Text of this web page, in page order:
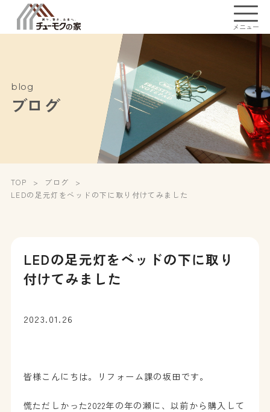
メニュー
blog
ブログ
TOP
ブログ
LEDの足元灯をベッドの下に取り付けてみました
LEDの足元灯をベッドの下に取り
付けてみました
2023.01.26
皆様こんにちは。リフォーム課の坂田です。
慌ただしかった2022年の年の瀬に、以前から購入して